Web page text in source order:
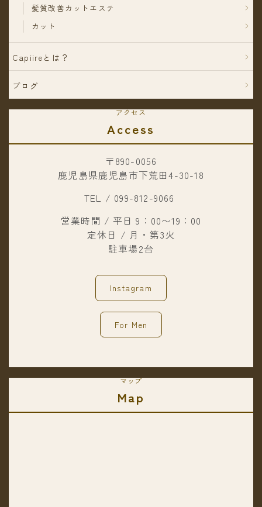
髪質改善カットエステ
カット
Capiireとは？
ブログ
アクセス
Access
〒890-0056
鹿児島県鹿児島市下荒田4-30-18
TEL / 099-812-9066
営業時間 / 平日 9：00〜19：00
定休日 / 月・第3火
駐車場2台
Instagram
For Men
マップ
Map